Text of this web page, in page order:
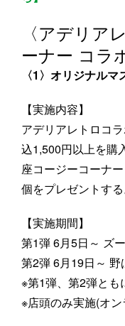
〈アデリア
ーナー コラ
〈1〉オリジナル
【実施内容】
アデリアレトロコ
込1,500円以上を購
座コージーコーナ
個をプレゼントする
【実施期間】
第1弾 6月5日～ ズ
第2弾 6月19日～
※第1弾、第2弾とも
※店頭のみ実施(オン